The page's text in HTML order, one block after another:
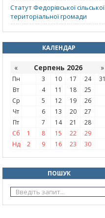
Статут Федорівської сільської
територіальної громади
КАЛЕНДАР
« Серпень 2026 »
Пн 3 10 17 24
31
Вт
4 11 18
25
Ср
5 12 19
26
Чт
6 13 20
27
Пт
7 14 21
28
Сб
1 8 15 22
29
Нд
2 9 16 23 30
ПОШУК